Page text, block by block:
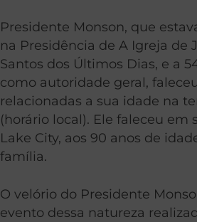
Presidente Monson, que
na Presidência de A Igreja de
Santos dos Últimos Dias, e a
como autoridade geral,
relacionadas a sua idade na
(horário local). Ele faleceu em
Lake City, aos 90 anos de
família.
O velório do Presidente
evento dessa natureza